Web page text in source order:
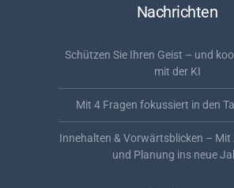
Nachrichten
Schützen Sie Ihren Geist – und
mit der KI
Mit 4 Fragen fokussiert in den
Innehalten & Vorwärtsblicken – Mit
und Planung ins neue